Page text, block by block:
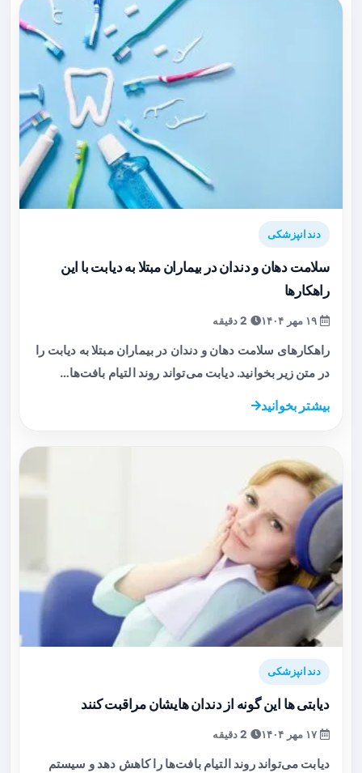
دندانپزشکی
سلامت دهان و دندان در بیماران مبتلا به دیابت با این
راهکارها
راهکارهای سلامت دهان و دندان در بیماران مبتلا به دیابت را
در متن زیر بخوانید. دیابت می‌تواند روند التیام بافت‌ها…
بیشتر بخوانید
دندانپزشکی
دیابتی ها این گونه از دندان هایشان مراقبت کنند
دیابت می‌تواند روند التیام بافت‌ها را کاهش دهد و سیستم